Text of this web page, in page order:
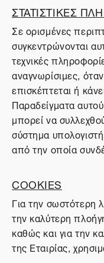
ΣΤΑΤΙΣΤΙΚΕΣ
Σε ορισμένες
συγκεντρώνονται
τεχνικές
αναγνωρίσιμες,
επισκέπτεται ή
Παραδείγματα
μπορεί να
σύστημα
από την οποία
COOKIES
Για την σωστότερη
την καλύτερη
καθώς και για την
της Εταιρίας,